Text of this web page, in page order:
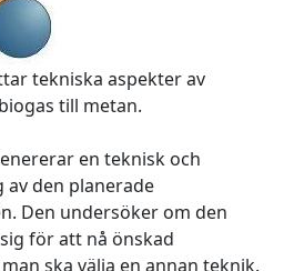
tekniska aspekter av
till metan.
en teknisk och
den planerade
Den undersöker om den
för att nå önskad
ska välja en annan teknik.